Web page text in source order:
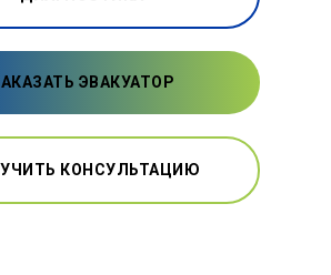
ЭВАКУАТОР
КОНСУЛЬТАЦИЮ